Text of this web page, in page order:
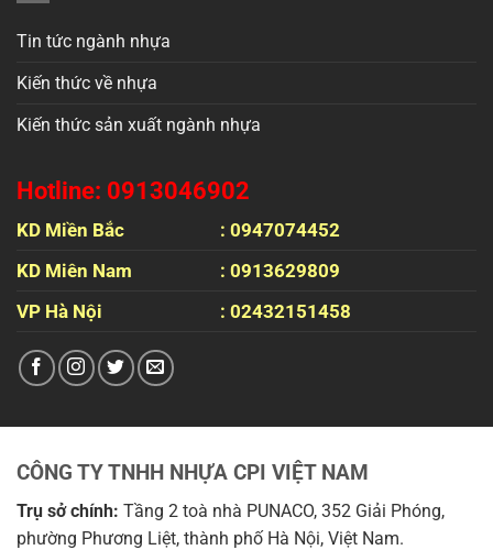
Tin tức ngành nhựa
Kiến thức về nhựa
Kiến thức sản xuất ngành nhựa
Hotline: 0913046902
KD Miền Bắc
: 0947074452
KD Miên Nam
: 0913629809
VP Hà Nội
: 02432151458
CÔNG TY TNHH NHỰA CPI VIỆT NAM
Trụ sở chính: Tầng 2 toà nhà PUNACO, 352 Giải Phóng,
phường Phương Liệt, thành phố Hà Nội, Việt Nam.